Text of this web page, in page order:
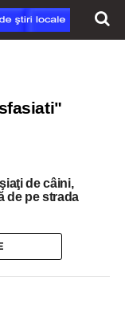
de câini,
de pe strada